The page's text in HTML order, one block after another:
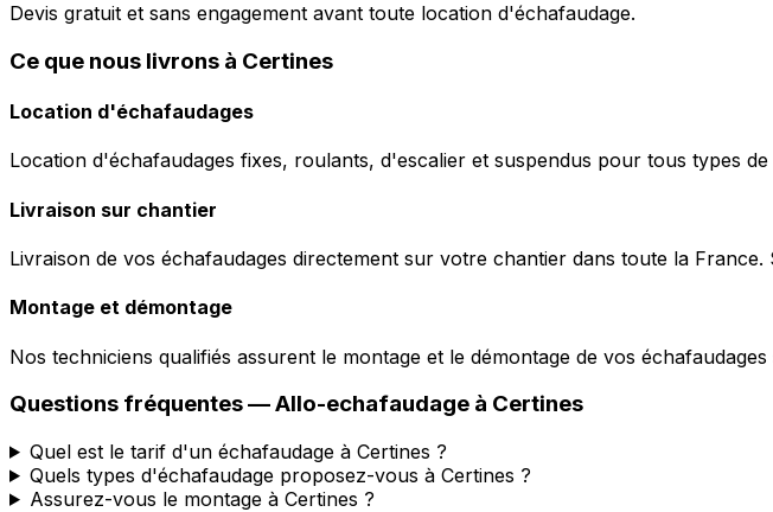
Devis gratuit et sans engagement avant toute location d'échafaudage.
Ce que nous livrons à Certines
Location d'échafaudages
Location d'échafaudages fixes, roulants, d'escalier et suspendus pour tous types
Livraison sur chantier
Livraison de vos échafaudages directement sur votre chantier dans toute la
Montage et démontage
Nos techniciens qualifiés assurent le montage et le démontage de vos
Questions fréquentes —Allo-echafaudage à Certines
Quel est le tarif d'un échafaudage à Certines ?
Quels types d'échafaudage proposez-vous à Certines ?
Assurez-vous le montage à Certines ?